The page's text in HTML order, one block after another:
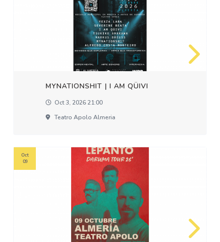
MYNATIONSHIT | I AM QÜIVI
Oct 3, 2026 21:00
Teatro Apolo Almeria
Oct
09